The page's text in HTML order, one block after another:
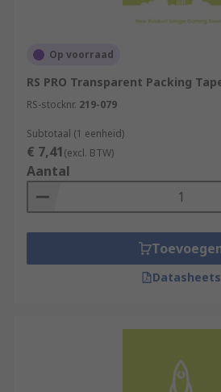
Op voorraad
RS PRO Transparent Packing
RS-stocknr. 219-079
Subtotaal (1 eenheid)
€ 7,41(excl. BTW)
Aantal
Datasheets